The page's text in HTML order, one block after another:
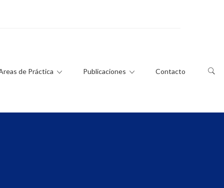
de Práctica Publicaciones Contacto